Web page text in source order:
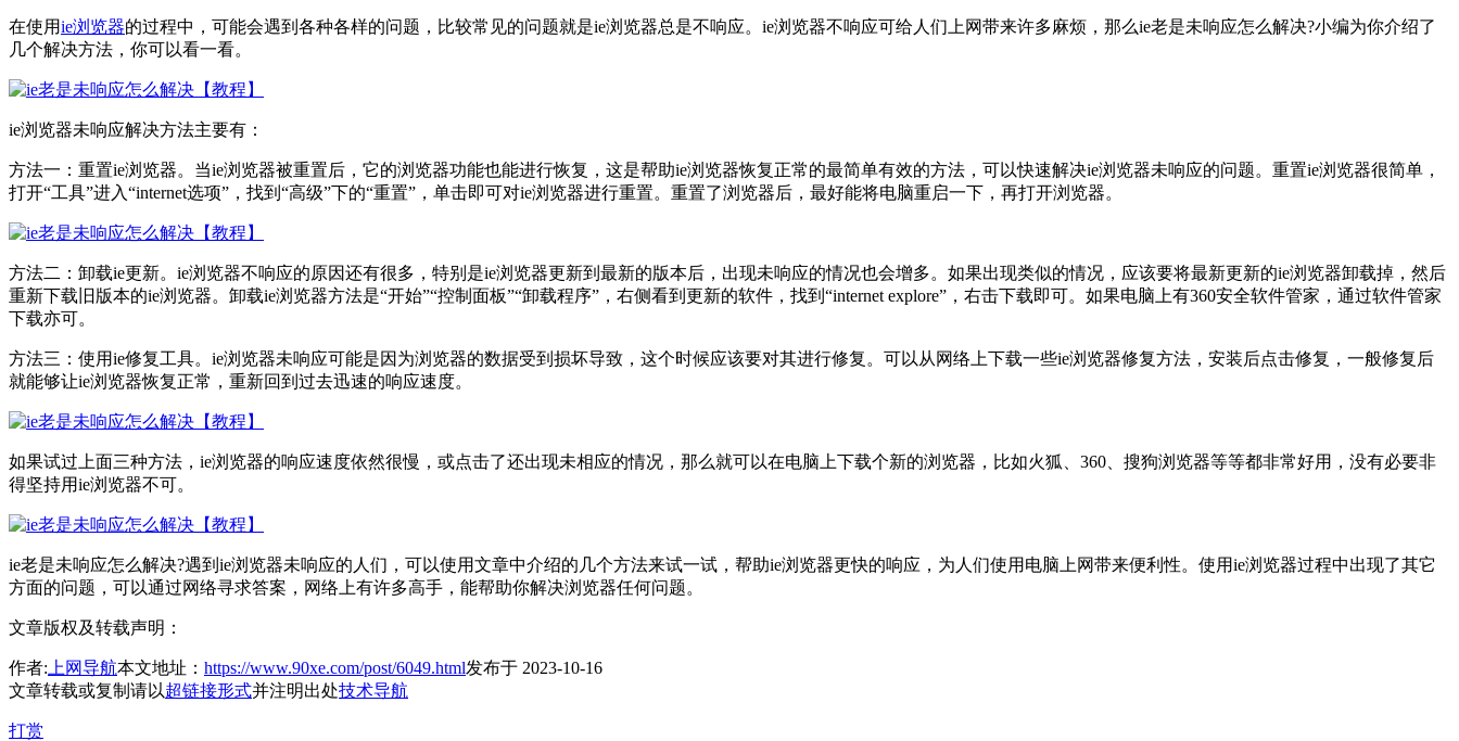
在使用ie浏览器的过程中，可能会遇到各种各样的问题，比较常见的问题就是ie浏览器总是不响应。ie浏览器不响应可给人们上网带来许多麻烦，那么ie老是未响应怎么解决?小编为你介绍了
几个解决方法，你可以看一看。
ie浏览器未响应解决方法主要有：
方法一：重置ie浏览器。当ie浏览器被重置后，它的浏览器功能也能进行恢复，这是帮助ie浏览器恢复正常的最简单有效的方法，可以快速解决ie浏览器未响应的问题。重置ie浏览器很简单，
打开“工具”进入“internet选项”，找到“高级”下的“重置”，单击即可对ie浏览器进行重置。重置了浏览器后，最好能将电脑重启一下，再打开浏览器。
方法二：卸载ie更新。ie浏览器不响应的原因还有很多，特别是ie浏览器更新到最新的版本后，出现未响应的情况也会增多。如果出现类似的情况，应该要将最新更新的ie浏览器卸载掉，然后
重新下载旧版本的ie浏览器。卸载ie浏览器方法是“开始”“控制面板”“卸载程序”，右侧看到更新的软件，找到“internet explore”，右击下载即可。如果电脑上有360安全软件管家，通过软件管家
下载亦可。
方法三：使用ie修复工具。ie浏览器未响应可能是因为浏览器的数据受到损坏导致，这个时候应该要对其进行修复。可以从网络上下载一些ie浏览器修复方法，安装后点击修复，一般修复后
就能够让ie浏览器恢复正常，重新回到过去迅速的响应速度。
如果试过上面三种方法，ie浏览器的响应速度依然很慢，或点击了还出现未相应的情况，那么就可以在电脑上下载个新的浏览器，比如火狐、360、搜狗浏览器等等都非常好用，没有必要非
得坚持用ie浏览器不可。
ie老是未响应怎么解决?遇到ie浏览器未响应的人们，可以使用文章中介绍的几个方法来试一试，帮助ie浏览器更快的响应，为人们使用电脑上网带来便利性。使用ie浏览器过程中出现了其它
方面的问题，可以通过网络寻求答案，网络上有许多高手，能帮助你解决浏览器任何问题。
文章版权及转载声明：
作者: 上网导航本文地址： https://www.90xe.com/post/6049.html发布于 2023-10-16
文章转载或复制请以超链接形式并注明出处技术导航
打赏